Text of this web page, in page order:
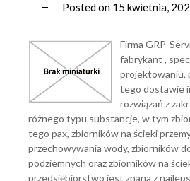
Posted on 15 kwietnia,
Firma GRP-
fabrykant ,
projektowaniu,
tego dostawie
rozwiązań z
różnego typu substancje, w tym
tego pax, zbiorników na ścieki
przechowywania wody, zbiorników
podziemnych oraz zbiorników na
przedsiębiorstwo jest znana z